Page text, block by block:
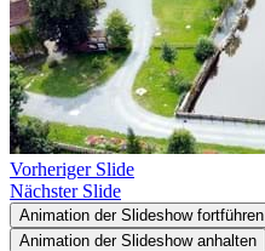
Vorheriger Slide
Nächster Slide
Animation der Slideshow fortführen
Animation der Slideshow anhalten